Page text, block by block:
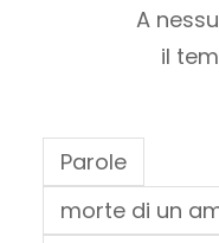
A
il
Parole
morte di un